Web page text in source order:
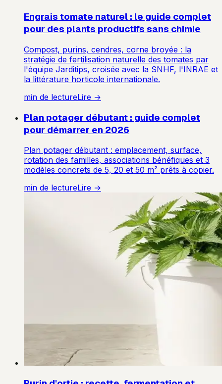
Engrais tomate naturel : le guide complet
pour des plants productifs sans chimie
Compost, purins, cendres, corne broyée : la
stratégie de fertilisation naturelle des tomates par
l'équipe Jarditips, croisée avec la SNHF, l'INRAE et
la littérature horticole internationale.
min de lectureLire →
Plan potager débutant : guide complet
pour démarrer en 2026
Plan potager débutant : emplacement, surface,
rotation des familles, associations bénéfiques et 3
modèles concrets de 5, 20 et 50 m² prêts à copier.
min de lectureLire →